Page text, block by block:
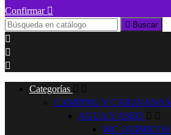
Confirmar 
 Buscar



Categorías  
CAMPING Y CARAVANAS
AGUA Y ASEO  
WC QUIMICOS